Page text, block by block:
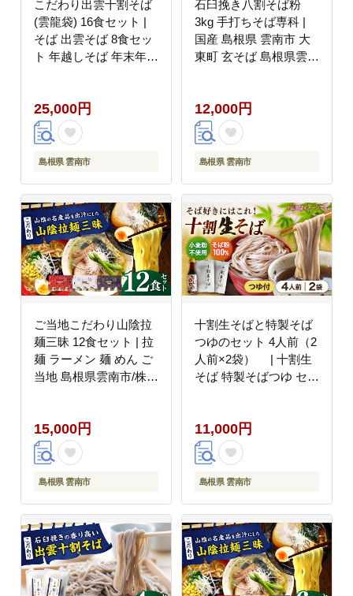
こだわり出雲十割そば
(雲龍袋) 16食セット |
そば 出雲そば 8食セッ
ト 年越しそば 年末年始
出雲たかはし
[AIAM007]
25,000円
島根県 雲南市
石臼挽き八割そば粉
3kg 手打ちそば専科 |
国産 島根県 雲南市 大
東町 玄そば 島根県雲南
12,000円
島根県 雲南市
ご当地こだわり山陰拉
麺三昧 12食セット | 拉
麺 ラーメン 麺 めん ご
当地 島根県雲南市/株式
15,000円
島根県 雲南市
十割生そばと特製そば
つゆのセット 4人前（2
人前×2袋） | 十割生
そば 特製そばつゆ セッ
有機農園 [AICU004]
11,000円
島根県 雲南市